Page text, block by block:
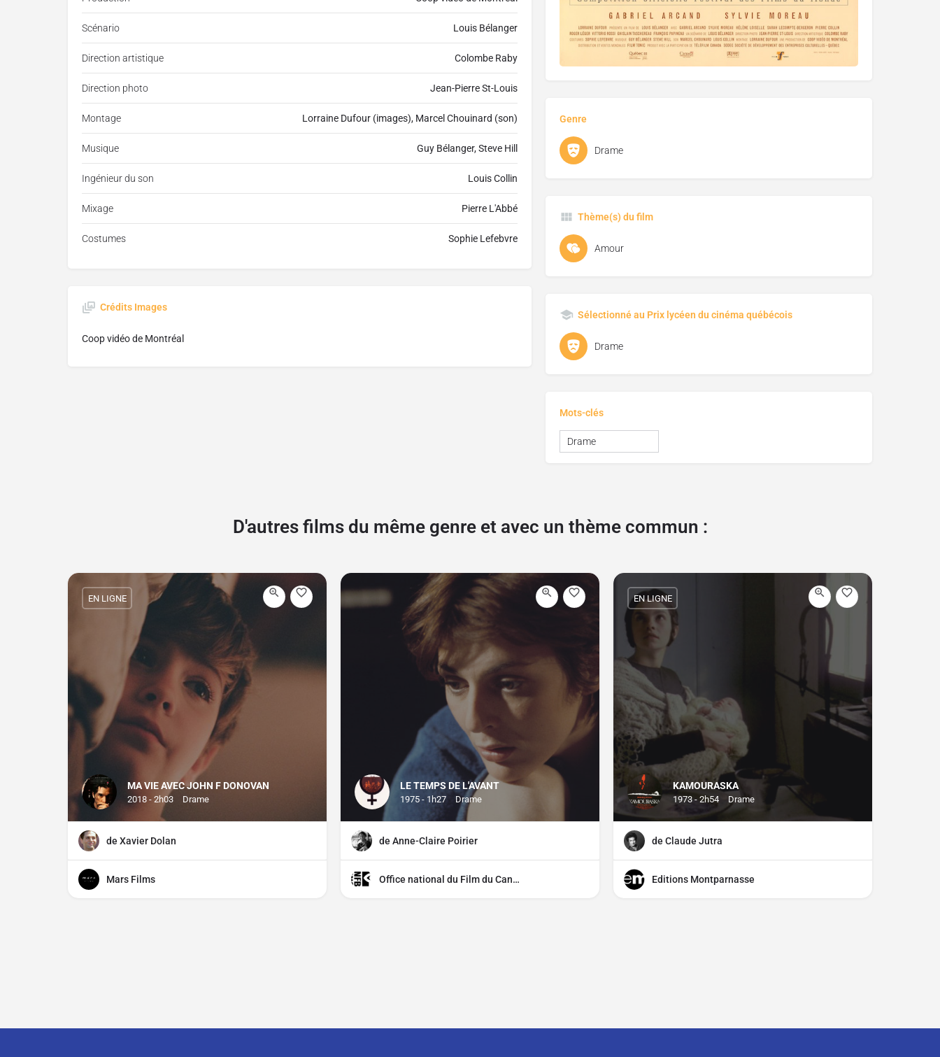
Scénario Louis Bélanger
Direction artistique Colombe Raby
Direction photo Jean-Pierre St-Louis
Montage Lorraine Dufour (images), Marcel Chouinard (son)
Musique Guy Bélanger, Steve Hill
Ingénieur du son Louis Collin
Mixage Pierre L'Abbé
Costumes Sophie Lefebvre
Crédits Images
Coop vidéo de Montréal
Genre
Drame
Thème(s) du film
Amour
Sélectionné au Prix lycéen du cinéma québécois
Drame
Mots-clés
Drame
D'autres films du même genre et avec un thème commun :
MA VIE AVEC JOHN F DONOVAN
2018 - 2h03 Drame
EN LIGNE
de Xavier Dolan
Mars Films
LE TEMPS DE L'AVANT
1975 - 1h27 Drame
de Anne-Claire Poirier
Office national du Film du Canada (ONF)
KAMOURASKA
1973 - 2h54 Drame
EN LIGNE
de Claude Jutra
Editions Montparnasse